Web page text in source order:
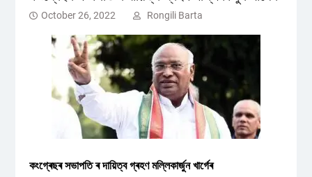
October 26, 2022 Rongili Barta
কংগ্ৰেছৰ সভাপতি ৰ দায়িত্ব গ্ৰহণ মল্লিকাৰ্জুন খাৰ্গেৰ